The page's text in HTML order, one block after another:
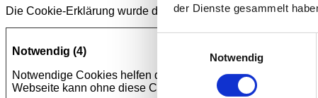
der Dienste gesammelt
Notwendig
Die Cookie-Erklärung wurde das letzte Mal am 03/04/2022
Notwendig (4)
Notwendige Cookies helfen dabei, eine Webseite nutzbar
Webseite kann ohne diese Cookies nicht richtig funktionieren.